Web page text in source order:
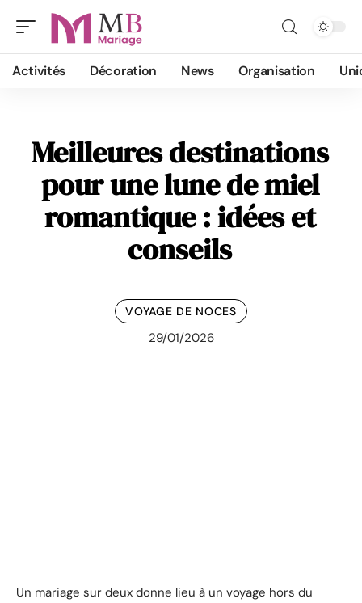
Activités Décoration News Organisation
Meilleures destinations
pour une lune de miel
romantique : idées et
conseils
VOYAGE DE NOCES
29/01/2026
Un mariage sur deux donne lieu à un voyage hors du